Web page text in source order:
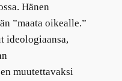
Hänen
”maata oikealle.”
ideologiaansa,
muutettavaksi